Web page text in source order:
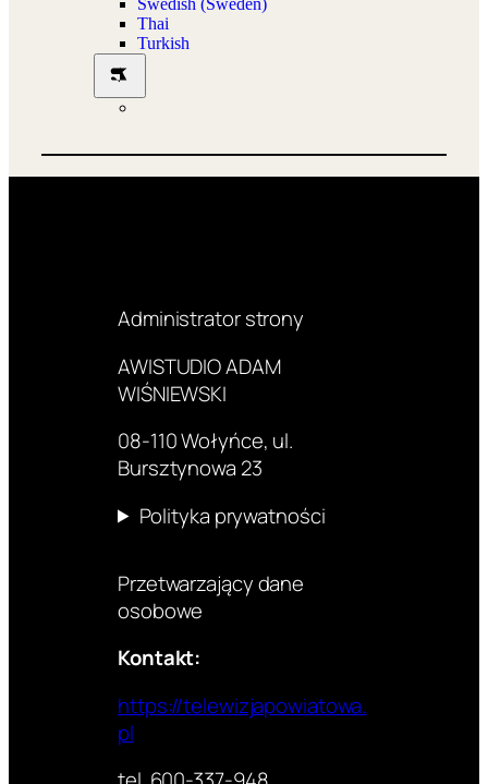
Administrator strony
AWISTUDIO ADAM
WIŚNIEWSKI
08-110 Wołyńce, ul.
Bursztynowa 23
Polityka prywatności
Przetwarzający dane
osobowe
Kontakt:
https://telewizjapowiatowa.
pl